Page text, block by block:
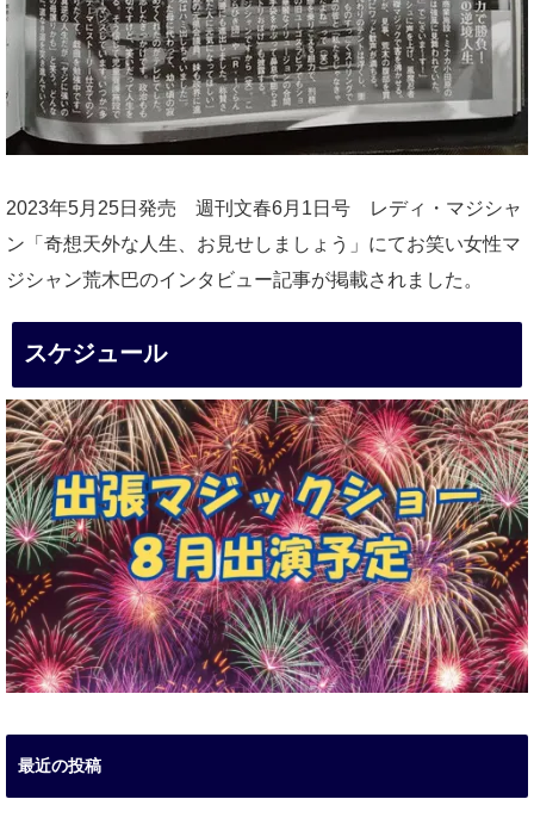
2023年5月25日発売 週刊文春6月1日号 レディ・マジシャ
ン「奇想天外な人生、お見せしましょう」にてお笑い女性マ
ジシャン荒木巴のインタビュー記事が掲載されました。
スケジュール
最近の投稿